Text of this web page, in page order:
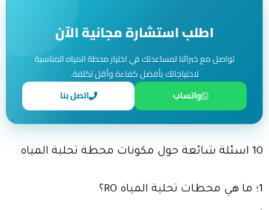
اطلب استشارة مجانية الآن
تواصل مع خبرائنا لمساعدتك في اختيار محطة المياه المناسبة
لاحتياجاتك بأفضل كفاءة وأقل تكلفة.
واتساب
اتصل بنا
10 اسئلة شائعة حول مكونات محطة تحلية المياه
1؛ ما هي محطات تحلية المياه RO؟